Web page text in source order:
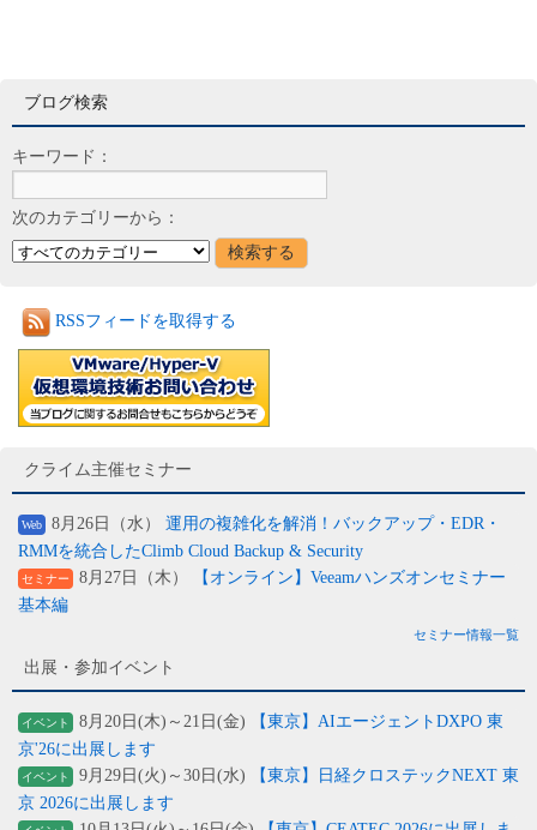
ブログ検索
キーワード：
次のカテゴリーから：
RSSフィードを取得する
クライム主催セミナー
Web 8月26日（水） 運用の複雑化を解消！バックアップ・EDR・
RMMを統合したClimb Cloud Backup & Security
セミナー 8月27日（木）
【オンライン】Veeamハンズオンセミナー
基本編
セミナー情報一覧
出展・参加イベント
イベント 8月20日(木)～21日(金)
【東京】AIエージェントDXPO 東
京'26に出展します
イベント 9月29日(火)～30日(水)
【東京】日経クロステックNEXT 東
京 2026に出展します